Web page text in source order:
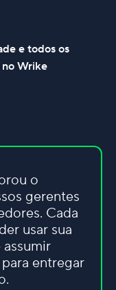
e todos os
Wrike
o
gerentes
Cada
usar sua
entregar